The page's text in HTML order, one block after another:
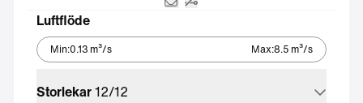
Luftflöde
Min:0.13 m³/s Max:8.5 m³/s
Storlekar12/12